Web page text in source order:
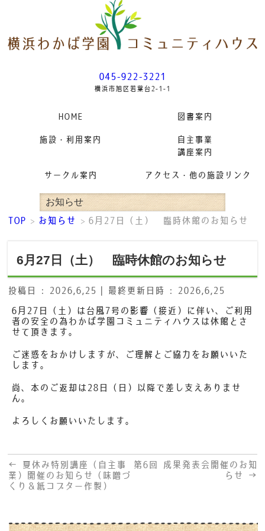
045-922-3221
横浜市旭区若葉台2-1-1
HOME 図書案内
施設・利用案内
自主事業
講座案内
サークル案内 アクセス・他の施設リンク
お知らせ
TOP > お知らせ > 6月27日（土） 臨時休館のお知らせ
6月27日（土） 臨時休館のお知らせ
投稿日 : 2026,6,25
最終更新日時 : 2026,6,25
6月27日（土）は台風7号の影響（接近）に伴い、ご利用
者の安全の為わかば学園コミュニティハウスは休館とさ
せて頂きます。
ご迷惑をおかけしますが、ご理解とご協力をお願いいた
します。
尚、本のご返却は28日（日）以降で差し支えありませ
ん。
よろしくお願いいたします。
←
夏休み特別講座（自主事
業）開催のお知らせ（味噌づ
くり＆紙コプター作製）
第6回 成果発表会開催のお知
らせ
→